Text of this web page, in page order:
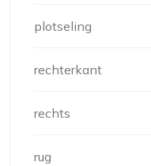
plotseling
rechterkant
rechts
rug